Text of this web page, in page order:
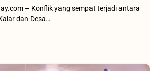
– Konflik yang sempat terjadi antara
dan Desa…